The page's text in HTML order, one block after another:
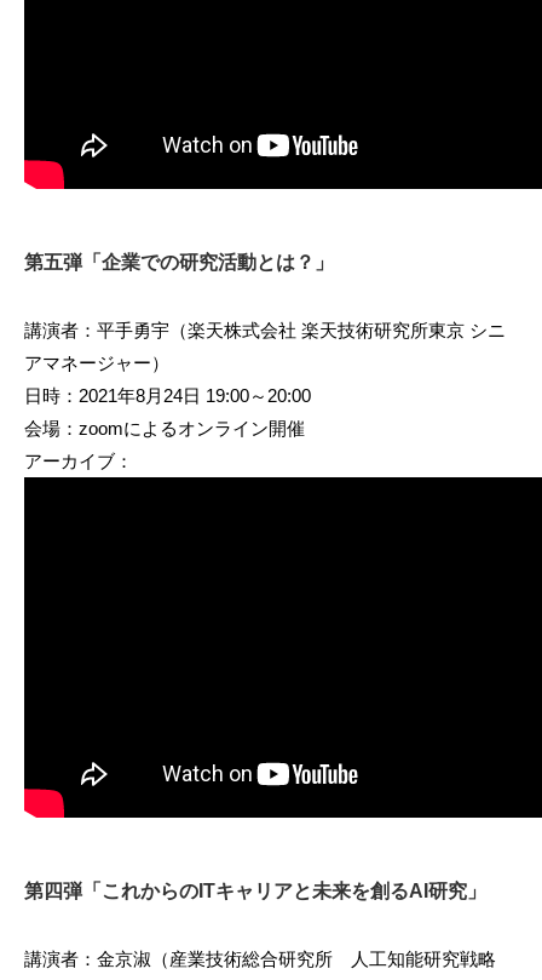
第五弾「企業での研究活動とは？」
講演者：平手勇宇（楽天株式会社 楽天技術研究所東京 シニ
アマネージャー）
日時：2021年8月24日 19:00～20:00
会場：zoomによるオンライン開催
アーカイブ：
第四弾「これからのITキャリアと未来を創るAI研究」
講演者：金京淑（産業技術総合研究所 人工知能研究戦略